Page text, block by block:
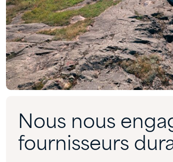
Nous nous
fournisseurs